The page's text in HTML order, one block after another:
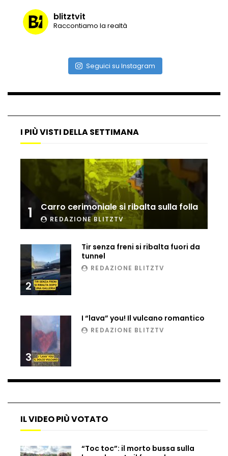
male
Incidente aereo a Mogadiscio, aereo
perde il controllo
i droni russi
Tir bloccato sul passaggio a livello:
Parco divertimenti, attrazione cede
all’improvviso
tragedia a Petén
Russia sotto zero: fiumi congelati e navi
rompighiaccio a Mosca
blitztvit
Raccontiamo la realtà
Seguici su Instagram
I PIÙ VISTI DELLA SETTIMANA
1 Carro cerimoniale si ribalta sulla folla
REDAZIONE BLITZTV
2
Tir senza freni si ribalta fuori da
tunnel
REDAZIONE BLITZTV
3
I “lava” you! Il vulcano romantico
REDAZIONE BLITZTV
IL VIDEO PIÙ VOTATO
“Toc toc”: il morto bussa sulla